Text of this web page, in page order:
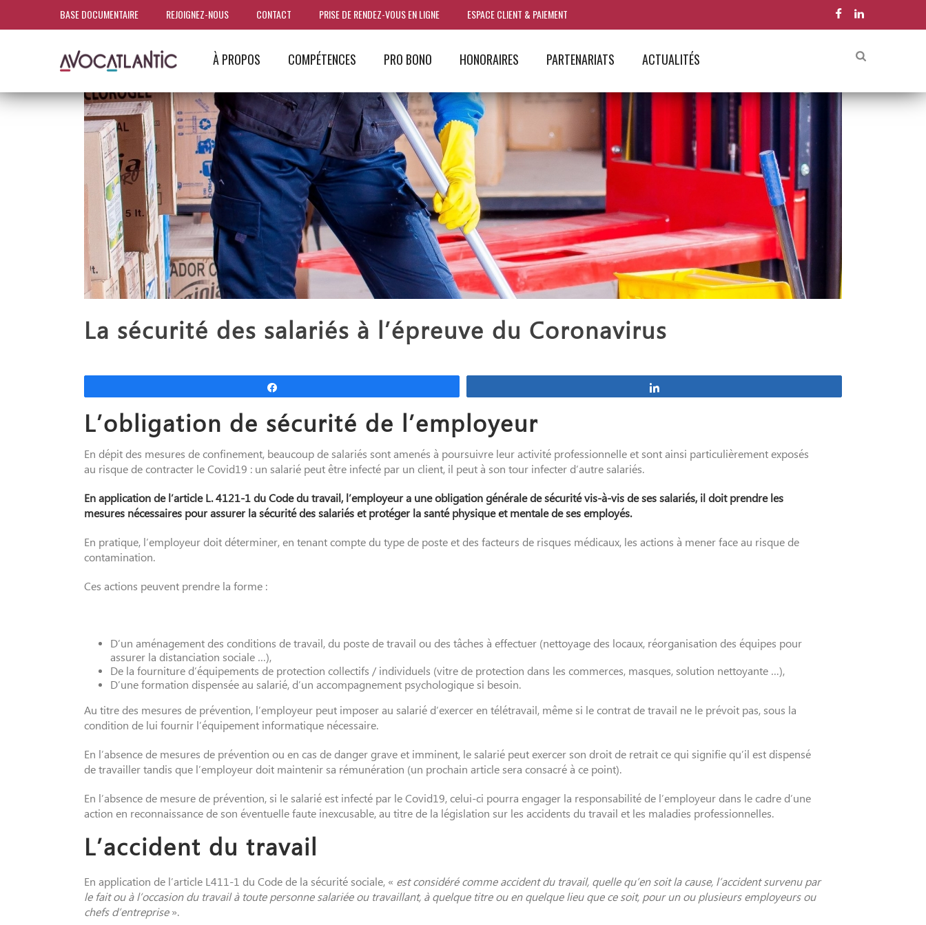
BASE DOCUMENTAIRE REJOIGNEZ-NOUS CONTACT PRISE DE RENDEZ-VOUS EN LIGNE ESPACE CLIENT & PAIEMENT
À PROPOS COMPÉTENCES PRO BONO HONORAIRES PARTENARIATS ACTUALITÉS
La sécurité des salariés à l’épreuve du Coronavirus
L’obligation de sécurité de l’employeur
En dépit des mesures de confinement, beaucoup de salariés sont amenés à poursuivre leur activité professionnelle et sont ainsi particulièrement exposés
au risque de contracter le Covid19 : un salarié peut être infecté par un client, il peut à son tour infecter d’autre salariés.
En application de l’article L. 4121-1 du Code du travail, l’employeur a une obligation générale de sécurité vis-à-vis de ses salariés, il doit prendre les
mesures nécessaires pour assurer la sécurité des salariés et protéger la santé physique et mentale de ses employés.
En pratique, l’employeur doit déterminer, en tenant compte du type de poste et des facteurs de risques médicaux, les actions à mener face au risque de
contamination.
Ces actions peuvent prendre la forme :
D’un aménagement des conditions de travail, du poste de travail ou des tâches à effectuer (nettoyage des locaux, réorganisation des équipes pour
assurer la distanciation sociale …),
De la fourniture d’équipements de protection collectifs / individuels (vitre de protection dans les commerces, masques, solution nettoyante …),
D’une formation dispensée au salarié, d’un accompagnement psychologique si besoin.
Au titre des mesures de prévention, l’employeur peut imposer au salarié d’exercer en télétravail, même si le contrat de travail ne le prévoit pas, sous la
condition de lui fournir l’équipement informatique nécessaire.
En l’absence de mesures de prévention ou en cas de danger grave et imminent, le salarié peut exercer son droit de retrait ce qui signifie qu’il est dispensé
de travailler tandis que l’employeur doit maintenir sa rémunération (un prochain article sera consacré à ce point).
En l’absence de mesure de prévention, si le salarié est infecté par le Covid19, celui-ci pourra engager la responsabilité de l’employeur dans le cadre d’une
action en reconnaissance de son éventuelle faute inexcusable, au titre de la législation sur les accidents du travail et les maladies professionnelles.
L’accident du travail
En application de l’article L411-1 du Code de la sécurité sociale, « est considéré comme accident du travail, quelle qu’en soit la cause, l’accident survenu par
le fait ou à l’occasion du travail à toute personne salariée ou travaillant, à quelque titre ou en quelque lieu que ce soit, pour un ou plusieurs employeurs ou
chefs d’entreprise».